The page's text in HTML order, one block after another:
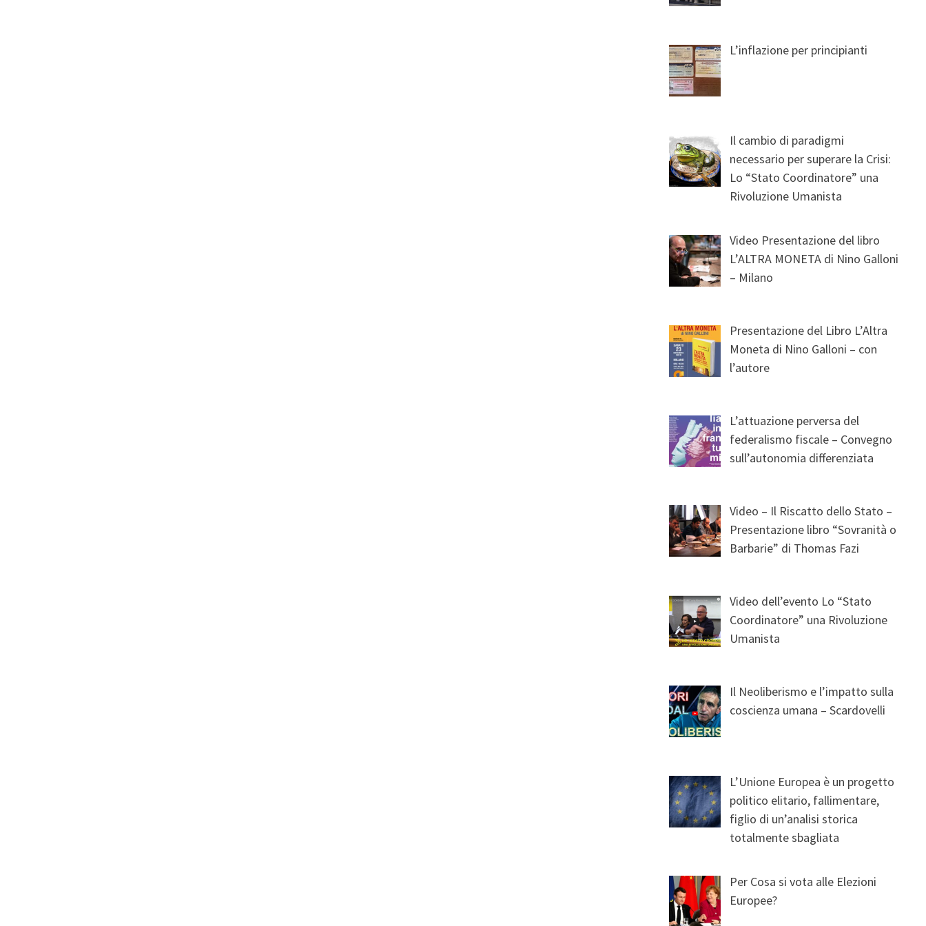
L’inflazione per principianti
Il cambio di paradigmi
necessario per superare la Crisi:
Lo “Stato Coordinatore” una
Rivoluzione Umanista
Video Presentazione del libro
L’ALTRA MONETA di Nino Galloni
– Milano
Presentazione del Libro L’Altra
Moneta di Nino Galloni – con
l’autore
L’attuazione perversa del
federalismo fiscale – Convegno
sull’autonomia differenziata
Video – Il Riscatto dello Stato –
Presentazione libro “Sovranità o
Barbarie” di Thomas Fazi
Video dell’evento Lo “Stato
Coordinatore” una Rivoluzione
Umanista
Il Neoliberismo e l’impatto sulla
coscienza umana – Scardovelli
L’Unione Europea è un progetto
politico elitario, fallimentare,
figlio di un’analisi storica
totalmente sbagliata
Per Cosa si vota alle Elezioni
Europee?